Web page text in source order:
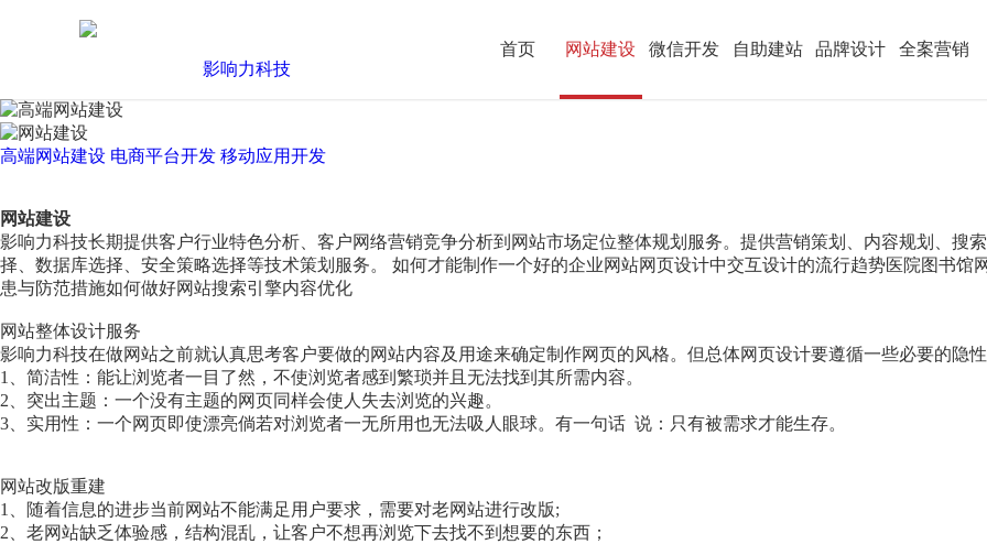
首页 网站建设 微信开发 自助建站 品牌设计 全案营销
高端网站建设 电商平台开发 移动应用开发
网站建设
影响力科技长期提供客户行业特色分析、客户网络营销竞争分析到网站市场定位整体规划服务。提供营销策划、内容规划、搜
择、数据库选择、安全策略选择等技术策划服务。 如何才能制作一个好的企业网站网页设计中交互设计的流行趋势医院图书
患与防范措施如何做好网站搜索引擎内容优化
网站整体设计服务
影响力科技在做网站之前就认真思考客户要做的网站内容及用途来确定制作网页的风格。但总体网页设计要遵循一些必要的隐
1、简洁性：能让浏览者一目了然，不使浏览者感到繁琐并且无法找到其所需内容。
2、突出主题：一个没有主题的网页同样会使人失去浏览的兴趣。
3、实用性：一个网页即使漂亮倘若对浏览者一无所用也无法吸人眼球。有一句话 说：只有被需求才能生存。
网站改版重建
1、随着信息的进步当前网站不能满足用户要求，需要对老网站进行改版;
2、老网站缺乏体验感，结构混乱，让客户不想再浏览下去找不到想要的东西；